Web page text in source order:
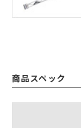
商品スペック